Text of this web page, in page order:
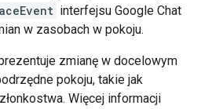
interfejsu Google Chat
w zasobach w pokoju.
zmianę w docelowym
pokoju, takie jak
Więcej informacji